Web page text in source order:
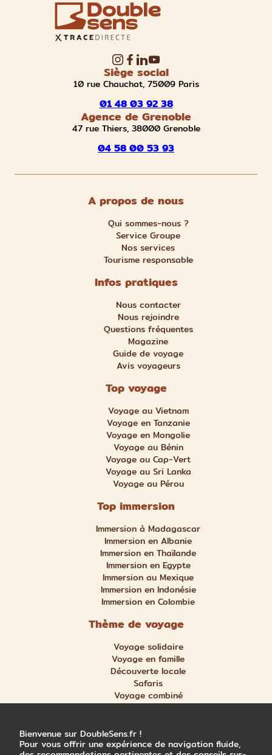
Siège social
10 rue Chauchat, 75009 Paris
01 48 03 92 38
Agence de Grenoble
47 rue Thiers, 38000 Grenoble
04 58 00 53 93
A propos de nous
Qui sommes-nous ?
Service Groupe
Nos services
Tourisme responsable
Infos pratiques
Nous contacter
Nous rejoindre
Questions fréquentes
Magazine
Guide de voyage
Avis voyageurs
Top voyage
Voyage au Vietnam
Voyage en Tanzanie
Voyage en Mongolie
Voyage au Bénin
Voyage au Cap-Vert
Voyage au Sri Lanka
Voyage au Pérou
Top immersion
Immersion à Madagascar
Immersion en Albanie
Immersion en Thaïlande
Immersion en Egypte
Immersion au Mexique
Immersion en Indonésie
Immersion en Colombie
Thème de voyage
Voyage solidaire
Voyage en famille
Découverte locale
Safaris
Voyage combiné
Nature et aventure
Bienvenue sur DoubleSens.fr !
Pour vous offrir une expérience de navigation fluide,